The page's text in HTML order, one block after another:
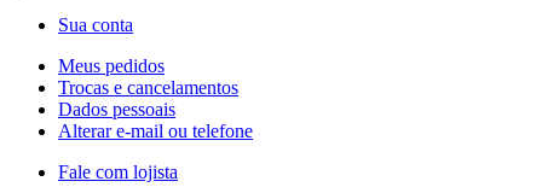
Sua conta
Meus pedidos
Trocas e cancelamentos
Dados pessoais
Alterar e-mail ou telefone
Fale com lojista